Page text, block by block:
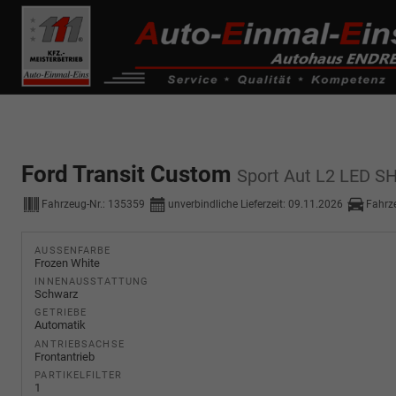
------------ Host Name : selector1._domainkey Points to address or
de0k._domainkey.autoeinmaleins.onmicrosoft.com
Ford Transit Custom Sport Aut L2 LED
Fahrzeug-Nr.: 135359 unverbindliche Lieferzeit: 09.11.2026
AUSSENFARBE
Frozen White
INNENAUSSTATTUNG
Schwarz
GETRIEBE
Automatik
ANTRIEBSACHSE
Frontantrieb
PARTIKELFILTER
1